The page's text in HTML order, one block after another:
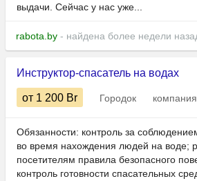
выдачи. Сейчас у нас уже...
rabota.by - найдена более недели
Инструктор-спасатель на водах
от 1 200 Br Городок
Обязанности: контроль за
во время нахождения людей на воде;
посетителям правила безопасного
контроль готовности спасательных